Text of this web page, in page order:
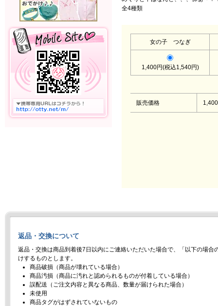
全4種類
女の子 つなぎ
1,400円(税込1,540円)
販売価格
返品・交換について
返品・交換は商品到着後7日以内にご連絡いただいた場合で、「以下の場合
けするものとします。
商品破損（商品が壊れている場合）
商品汚損（商品に汚れと認められるものが付着している場合）
誤配送（ご注文内容と異なる商品、数量が届けられた場合）
未使用
商品タグがはずされていないもの